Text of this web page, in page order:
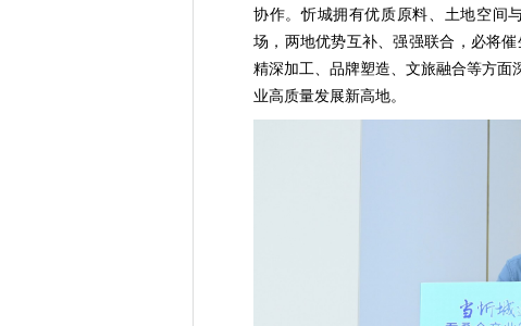
协作。忻城拥有优质原料、土地空间
场，两地优势互补、强强联合，必将
精深加工、品牌塑造、文旅融合等方面
业高质量发展新高地。